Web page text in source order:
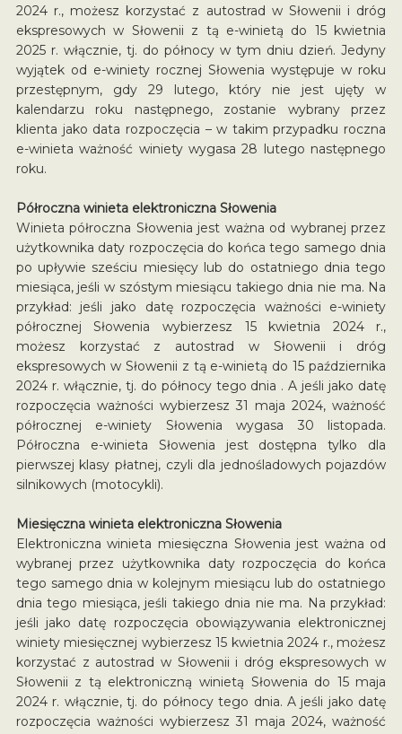
2024 r., możesz korzystać z autostrad w Słowenii i dróg
ekspresowych w Słowenii z tą e-winietą do 15 kwietnia
2025 r. włącznie, tj. do północy w tym dniu dzień. Jedyny
wyjątek od e-winiety rocznej Słowenia występuje w roku
przestępnym, gdy 29 lutego, który nie jest ujęty w
kalendarzu roku następnego, zostanie wybrany przez
klienta jako data rozpoczęcia – w takim przypadku roczna
e-winieta ważność winiety wygasa 28 lutego następnego
roku.
Półroczna winieta elektroniczna Słowenia
Winieta półroczna Słowenia jest ważna od wybranej przez
użytkownika daty rozpoczęcia do końca tego samego dnia
po upływie sześciu miesięcy lub do ostatniego dnia tego
miesiąca, jeśli w szóstym miesiącu takiego dnia nie ma. Na
przykład: jeśli jako datę rozpoczęcia ważności e-winiety
półrocznej Słowenia wybierzesz 15 kwietnia 2024 r.,
możesz korzystać z autostrad w Słowenii i dróg
ekspresowych w Słowenii z tą e-winietą do 15 października
2024 r. włącznie, tj. do północy tego dnia . A jeśli jako datę
rozpoczęcia ważności wybierzesz 31 maja 2024, ważność
półrocznej e-winiety Słowenia wygasa 30 listopada.
Półroczna e-winieta Słowenia jest dostępna tylko dla
pierwszej klasy płatnej, czyli dla jednośladowych pojazdów
silnikowych (motocykli).
Miesięczna winieta elektroniczna Słowenia
Elektroniczna winieta miesięczna Słowenia jest ważna od
wybranej przez użytkownika daty rozpoczęcia do końca
tego samego dnia w kolejnym miesiącu lub do ostatniego
dnia tego miesiąca, jeśli takiego dnia nie ma. Na przykład:
jeśli jako datę rozpoczęcia obowiązywania elektronicznej
winiety miesięcznej wybierzesz 15 kwietnia 2024 r., możesz
korzystać z autostrad w Słowenii i dróg ekspresowych w
Słowenii z tą elektroniczną winietą Słowenia do 15 maja
2024 r. włącznie, tj. do północy tego dnia. A jeśli jako datę
rozpoczęcia ważności wybierzesz 31 maja 2024, ważność